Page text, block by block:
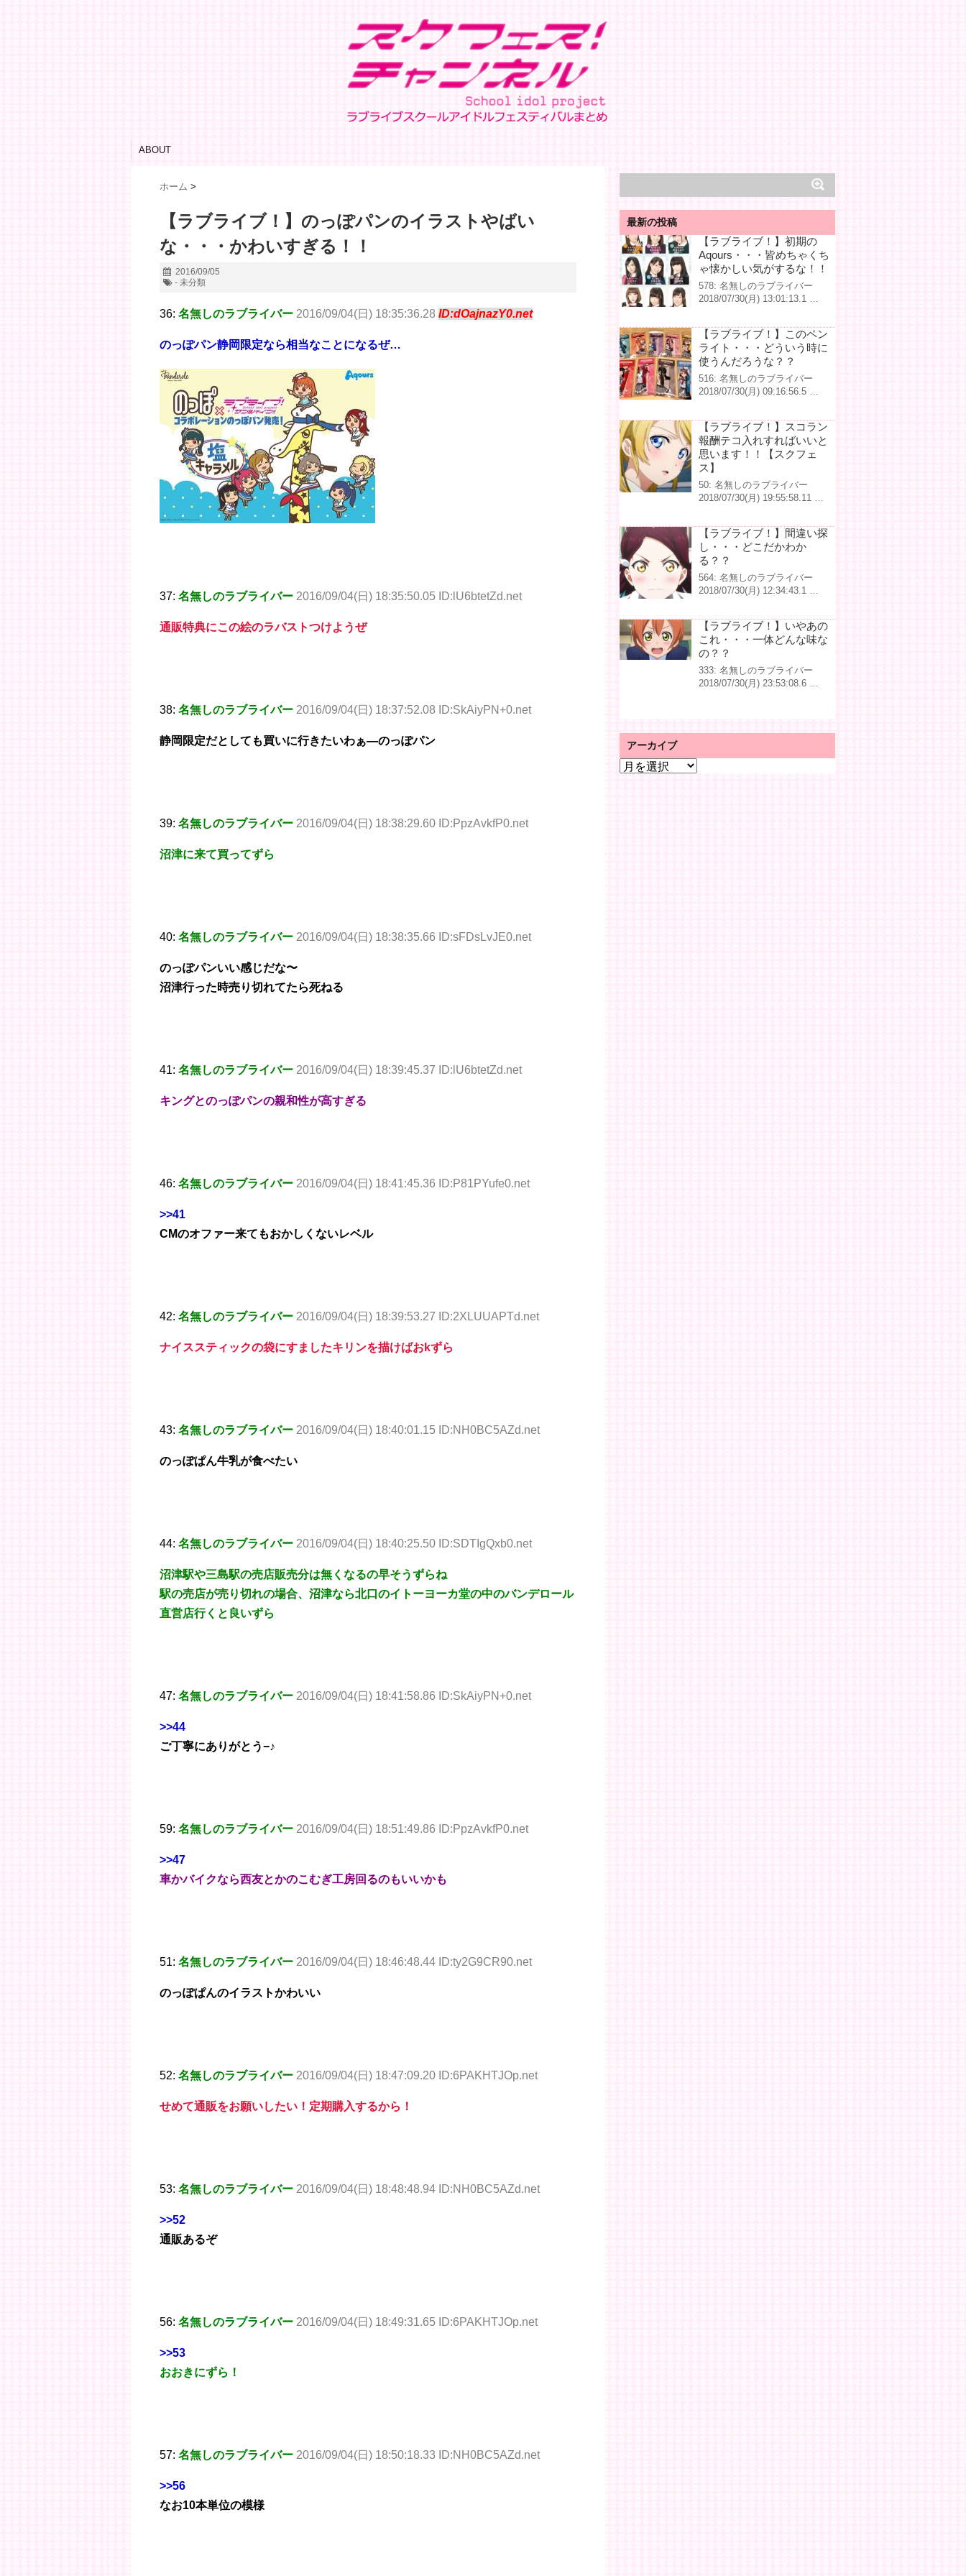
ABOUT
ホーム >
【ラブライブ！】のっぽパンのイラストやばい
な・・・かわいすぎる！！
2016/09/05
- 未分類
36: 名無しのラブライバー 2016/09/04(日) 18:35:36.28 ID:dOajnazY0.net
のっぽパン静岡限定なら相当なことになるぜ…
37: 名無しのラブライバー 2016/09/04(日) 18:35:50.05 ID:lU6btetZd.net
通販特典にこの絵のラバストつけようぜ
38: 名無しのラブライバー 2016/09/04(日) 18:37:52.08 ID:SkAiyPN+0.net
静岡限定だとしても買いに行きたいわぁ―のっぽパン
39: 名無しのラブライバー 2016/09/04(日) 18:38:29.60 ID:PpzAvkfP0.net
沼津に来て買ってずら
40: 名無しのラブライバー 2016/09/04(日) 18:38:35.66 ID:sFDsLvJE0.net
のっぽパンいい感じだな〜
沼津行った時売り切れてたら死ねる
41: 名無しのラブライバー 2016/09/04(日) 18:39:45.37 ID:lU6btetZd.net
キングとのっぽパンの親和性が高すぎる
46: 名無しのラブライバー 2016/09/04(日) 18:41:45.36 ID:P81PYufe0.net
>>41
CMのオファー来てもおかしくないレベル
42: 名無しのラブライバー 2016/09/04(日) 18:39:53.27 ID:2XLUUAPTd.net
ナイススティックの袋にすましたキリンを描けばおkずら
43: 名無しのラブライバー 2016/09/04(日) 18:40:01.15 ID:NH0BC5AZd.net
のっぽぱん牛乳が食べたい
44: 名無しのラブライバー 2016/09/04(日) 18:40:25.50 ID:SDTIgQxb0.net
沼津駅や三島駅の売店販売分は無くなるの早そうずらね
駅の売店が売り切れの場合、沼津なら北口のイトーヨーカ堂の中のバンデロール
直営店行くと良いずら
47: 名無しのラブライバー 2016/09/04(日) 18:41:58.86 ID:SkAiyPN+0.net
>>44
ご丁寧にありがとう−♪
59: 名無しのラブライバー 2016/09/04(日) 18:51:49.86 ID:PpzAvkfP0.net
>>47
車かバイクなら西友とかのこむぎ工房回るのもいいかも
51: 名無しのラブライバー 2016/09/04(日) 18:46:48.44 ID:ty2G9CR90.net
のっぽぱんのイラストかわいい
52: 名無しのラブライバー 2016/09/04(日) 18:47:09.20 ID:6PAKHTJOp.net
せめて通販をお願いしたい！定期購入するから！
53: 名無しのラブライバー 2016/09/04(日) 18:48:48.94 ID:NH0BC5AZd.net
>>52
通販あるぞ
56: 名無しのラブライバー 2016/09/04(日) 18:49:31.65 ID:6PAKHTJOp.net
>>53
おおきにずら！
57: 名無しのラブライバー 2016/09/04(日) 18:50:18.33 ID:NH0BC5AZd.net
>>56
なお10本単位の模様
最新の投稿
【ラブライブ！】初期の
Aqours・・・皆めちゃくち
ゃ懐かしい気がするな！！
578: 名無しのラブライバー
2018/07/30(月) 13:01:13.1 …
【ラブライブ！】このペン
ライト・・・どういう時に
使うんだろうな？？
516: 名無しのラブライバー
2018/07/30(月) 09:16:56.5 …
【ラブライブ！】スコラン
報酬テコ入れすればいいと
思います！！【スクフェ
ス】
50: 名無しのラブライバー
2018/07/30(月) 19:55:58.11 …
【ラブライブ！】間違い探
し・・・どこだかわか
る？？
564: 名無しのラブライバー
2018/07/30(月) 12:34:43.1 …
【ラブライブ！】いやあの
これ・・・一体どんな味な
の？？
333: 名無しのラブライバー
2018/07/30(月) 23:53:08.6 …
アーカイブ
ア